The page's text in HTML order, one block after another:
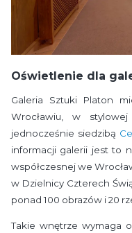
Oświetlenie dla
Galeria Sztuki Platon
Wrocławiu, w
jednocześnie siedzibą
informacji galerii jest to
współczesnej we
w Dzielnicy Czterech
ponad 100 obrazów i 20
Takie wnętrze wymaga